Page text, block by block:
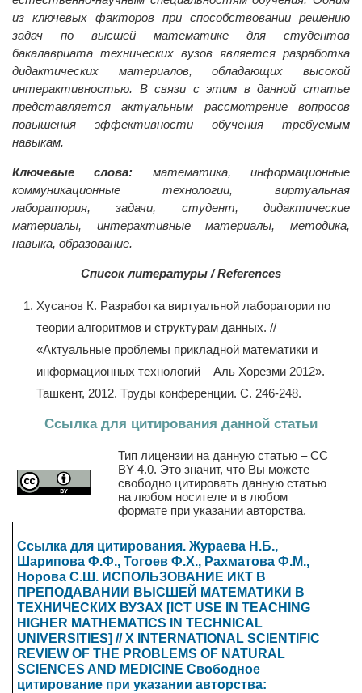
из ключевых факторов при способствовании решению
задач по высшей математике для студентов
бакалавриата технических вузов является разработка
дидактических материалов, обладающих высокой
интерактивностью. В связи с этим в данной статье
представляется актуальным рассмотрение вопросов
повышения эффективности обучения требуемым
навыкам.
Ключевые слова: математика, информационные
коммуникационные технологии, виртуальная
лаборатория, задачи, студент, дидактические
материалы, интерактивные материалы, методика,
навыка, образование.
Список литературы / References
Хусанов К. Разработка виртуальной лаборатории по
теории алгоритмов и структурам данных. //
«Актуальные проблемы прикладной математики и
информационных технологий – Аль Хорезми 2012».
Ташкент, 2012. Труды конференции. С. 246-248.
Ссылка для цитирования данной статьи
Тип лицензии на данную статью – CC
BY 4.0. Это значит, что Вы можете
свободно цитировать данную статью
на любом носителе и в любом
формате при указании авторства.
Ссылка для цитирования. Жураева Н.Б.,
Шарипова Ф.Ф., Тогоев Ф.Х., Рахматова Ф.М.,
Норова С.Ш. ИСПОЛЬЗОВАНИЕ ИКТ В
ПРЕПОДАВАНИИ ВЫСШЕЙ МАТЕМАТИКИ В
ТЕХНИЧЕСКИХ ВУЗАХ [ICT USE IN TEACHING
HIGHER MATHEMATICS IN TECHNICAL
UNIVERSITIES] // X INTERNATIONAL SCIENTIFIC
REVIEW OF THE PROBLEMS OF NATURAL
SCIENCES AND MEDICINE Свободное
цитирование при указании авторства: